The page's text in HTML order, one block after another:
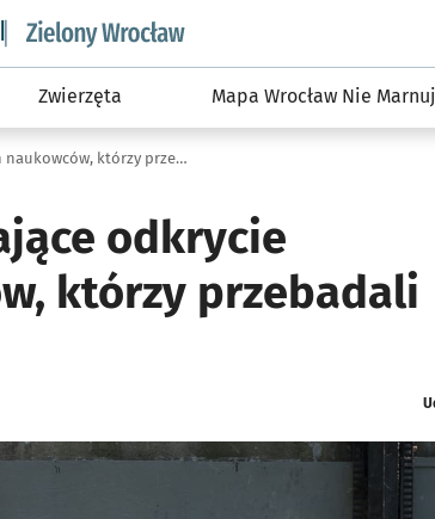
wroclaw.pl podserwis: Środowisko we
Zwierzęta Mapa Wrocław Nie
Rtęć w Odrze. Wstrząsające odkrycie niemieckich naukowców, którzy przebadali próbki wody
odkrycie
którzy przebadali